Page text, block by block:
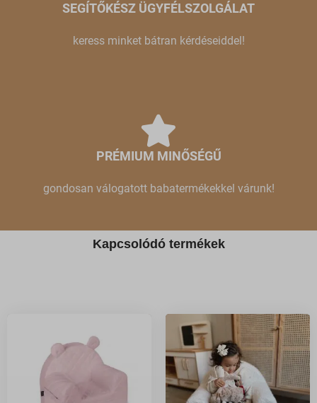
SEGÍTŐKÉSZ ÜGYFÉLSZOLGÁLAT
keress minket bátran kérdéseiddel!
PRÉMIUM MINŐSÉGŰ
gondosan válogatott babatermékekkel várunk!
Kapcsolódó termékek